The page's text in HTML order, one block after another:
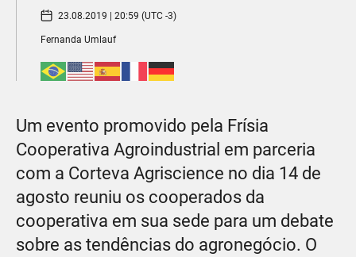
23.08.2019 | 20:59 (UTC -3)
Fernanda Umlauf
Um evento promovido pela Frísia
Cooperativa Agroindustrial em parceria
com a Corteva Agriscience no dia 14 de
agosto reuniu os cooperados da
cooperativa em sua sede para um debate
sobre as tendências do agronegócio. O